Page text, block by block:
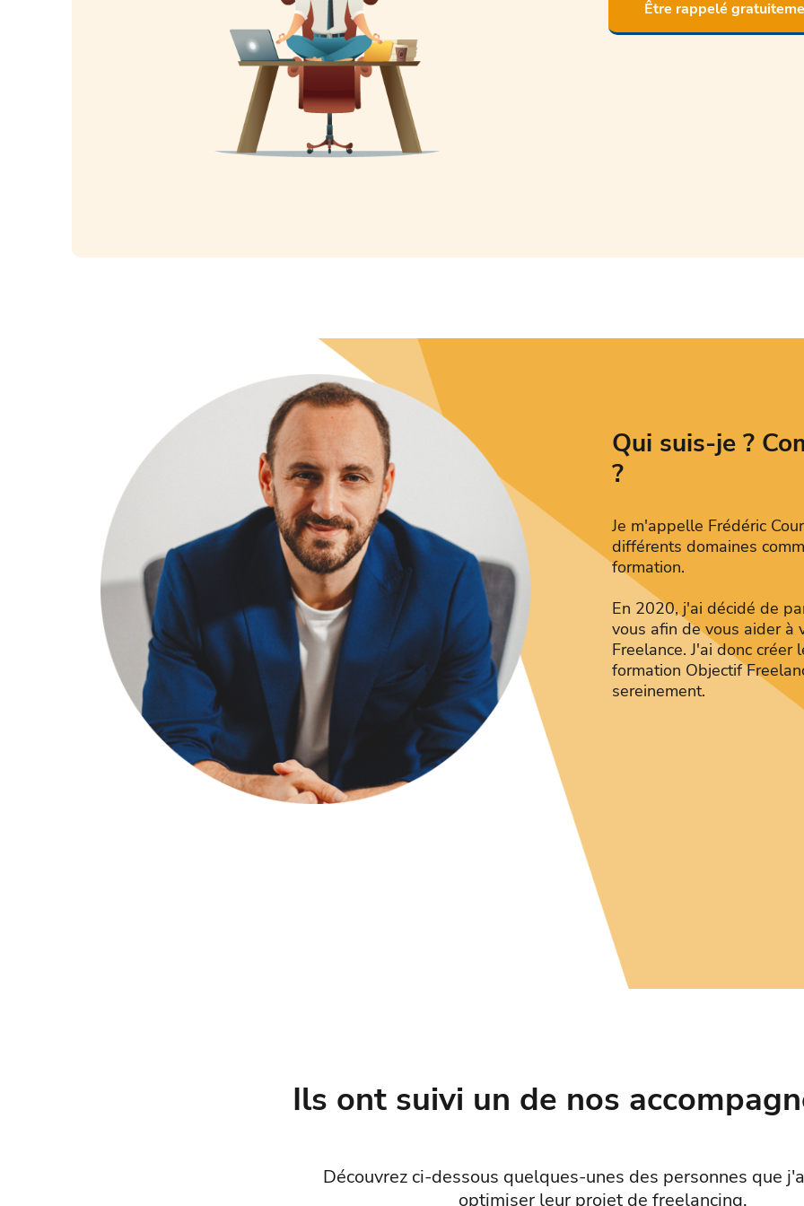
Être rappelé
Qui suis-je ?
?
Je m'appelle Frédéric
différents domaines
formation.
En 2020, j'ai décidé de
vous afin de vous aider à
Freelance. J'ai donc
formation Objectif
sereinement.
Ils ont suivi un de nos
Découvrez ci-dessous quelques-unes des personnes que
optimiser leur projet de freelancing.